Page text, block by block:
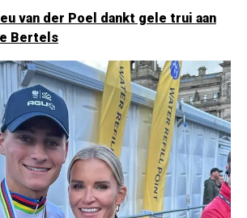
van der Poel dankt gele trui aan
Bertels